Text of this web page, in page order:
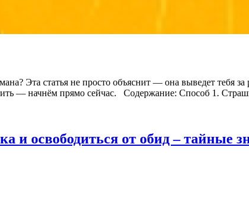
Эта статья не просто объяснит — она выведет тебя
— начнём прямо сейчас. Содержание: Способ 1.
и освободиться от обид – тайные